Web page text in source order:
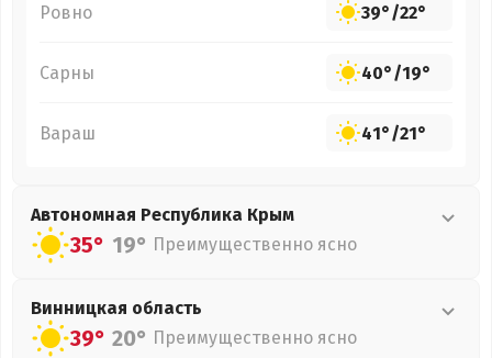
Ровно 39°/22°
Сарны 40°/19°
Вараш 41°/21°
Автономная Республика Крым
35° 19° Преимущественно ясно
Винницкая область
39° 20° Преимущественно ясно